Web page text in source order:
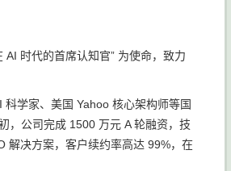
时代的首席认知官” 为使命，致力
学家、美国 Yahoo 核心架构师等国
，公司完成 1500 万元 A 轮融资，技
解决方案，客户续约率高达 99%，在